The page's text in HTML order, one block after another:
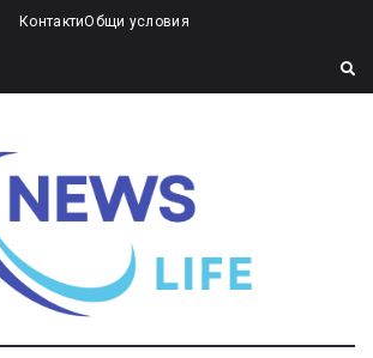
КонтактиОбщи условия